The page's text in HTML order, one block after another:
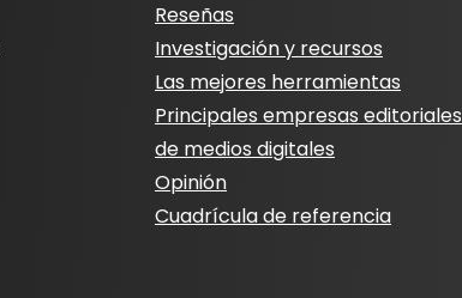
Reseñas
Investigación y recursos
Las mejores herramientas
Principales empresas editoriales
de medios digitales
Opinión
Cuadrícula de referencia